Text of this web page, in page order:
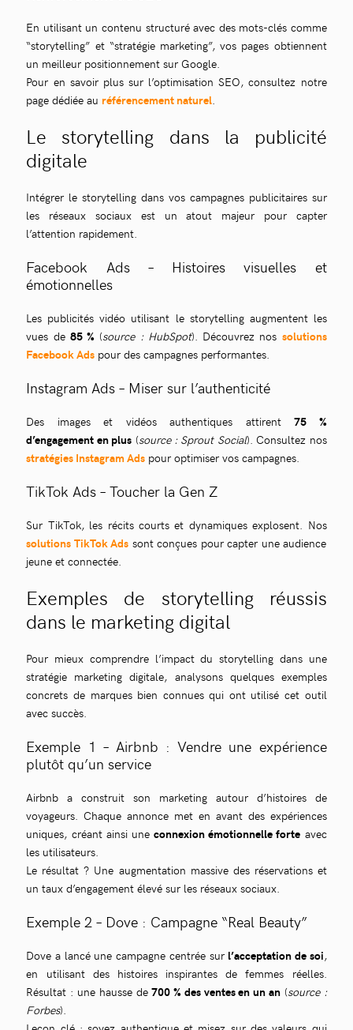
En utilisant un contenu structuré avec des mots-clés comme
“storytelling” et “stratégie marketing”, vos pages obtiennent
un meilleur positionnement sur Google.
Pour en savoir plus sur l’optimisation SEO, consultez notre
page dédiée au référencement naturel.
Le storytelling dans la publicité
digitale
Intégrer le storytelling dans vos campagnes publicitaires sur
les réseaux sociaux est un atout majeur pour capter
l’attention rapidement.
Facebook Ads – Histoires visuelles et
émotionnelles
Les publicités vidéo utilisant le storytelling augmentent les
vues de 85 % (source : HubSpot). Découvrez nos solutions
Facebook Ads pour des campagnes performantes.
Instagram Ads – Miser sur l’authenticité
Des images et vidéos authentiques attirent75 %
d’engagement en plus (source : Sprout Social). Consultez nos
stratégies Instagram Ads pour optimiser vos campagnes.
TikTok Ads – Toucher la Gen Z
Sur TikTok, les récits courts et dynamiques explosent. Nos
solutions TikTok Ads sont conçues pour capter une audience
jeune et connectée.
Exemples de storytelling réussis
dans le marketing digital
Pour mieux comprendre l’impact du storytelling dans une
stratégie marketing digitale, analysons quelques exemples
concrets de marques bien connues qui ont utilisé cet outil
avec succès.
Exemple 1 – Airbnb : Vendre une expérience
plutôt qu’un service
Airbnb a construit son marketing autour d’histoires de
voyageurs. Chaque annonce met en avant des expériences
uniques, créant ainsi uneconnexion émotionnelle forte avec
les utilisateurs.
Le résultat ? Une augmentation massive des réservations et
un taux d’engagement élevé sur les réseaux sociaux.
Exemple 2 – Dove : Campagne “Real Beauty”
Dove a lancé une campagne centrée sur l’acceptation de soi,
en utilisant des histoires inspirantes de femmes réelles.
Résultat : une hausse de700 % des ventes en un an (source :
Forbes).